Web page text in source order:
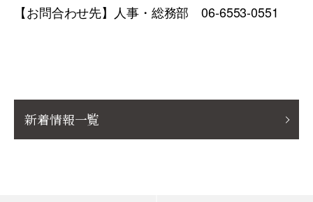
【お問合わせ先】人事・総務部 06-6553-0551
新着情報一覧